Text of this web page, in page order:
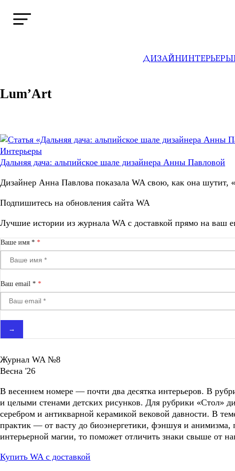
ДИЗАЙНИНТЕРЬЕРЫ
Lum’Art
Интерьеры
Дальняя дача: альпийское шале дизайнера Анны Павловой
Дизайнер Анна Павлова показала WA свою, как она
Подпишитесь на обновления сайта WA
Лучшие истории из журнала WA c доставкой прямо на ваш
Ваше имя *
Ваш email *
→
Журнал WA №8
Весна '26
В весеннем номере — почти два десятка интерьеров. В
и целыми стенами детских рисунков. Для рубрики «Стол»
серебром и антикварной керамикой вековой давности. В
практик — от васту до биоэнергетики, фэншуя и
интерьерной магии, то поможет отличить знаки свыше от
Купить WA с доставкой